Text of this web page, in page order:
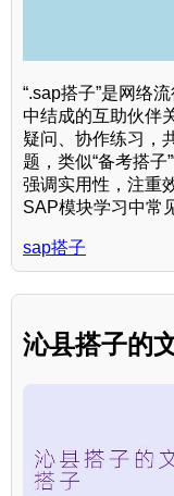
“.sap搭子”是网络
中结成的互助伙伴
疑问、协作练习，
题，类似“备考搭子
强调实用性，注重
SAP模块学习中常
sap搭子
沁县搭子的